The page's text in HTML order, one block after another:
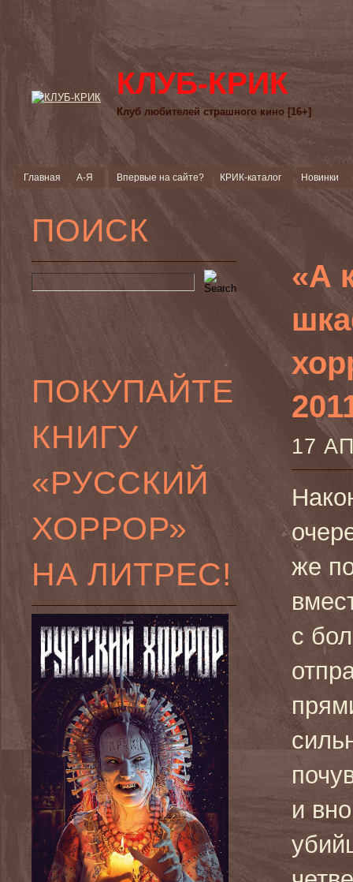
КЛУБ-КРИК
Клуб любителей страшного кино [16+]
Главная А-Я Впервые на сайте? КРИК-каталог Новинки
ПОИСК
ПОКУПАЙТЕ
КНИГУ
«РУССКИЙ
ХОРРОР»
НА ЛИТРЕС!
«А
17
же
с
и